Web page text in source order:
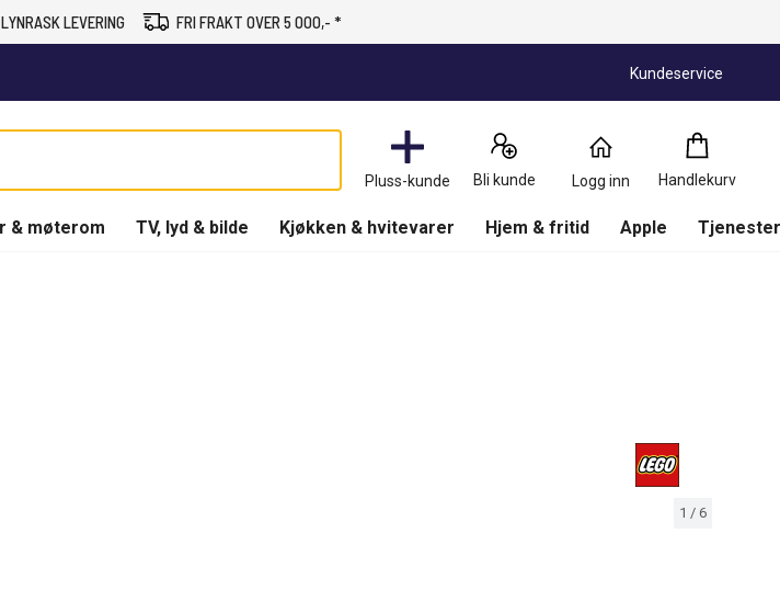
LYNRASK LEVERING FRI FRAKT OVER 5 000,- *
Kundeservice
Pluss-kunde Bli kunde Logg inn Handlekurv
Handlekurv
0
Produkter
& møterom TV, lyd & bilde Kjøkken & hvitevarer Hjem & fritid Apple
1 / 6